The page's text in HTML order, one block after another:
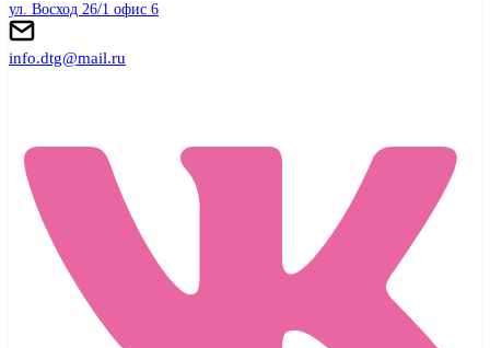
ул. Восход 26/1 офис 6
info.dtg@mail.ru